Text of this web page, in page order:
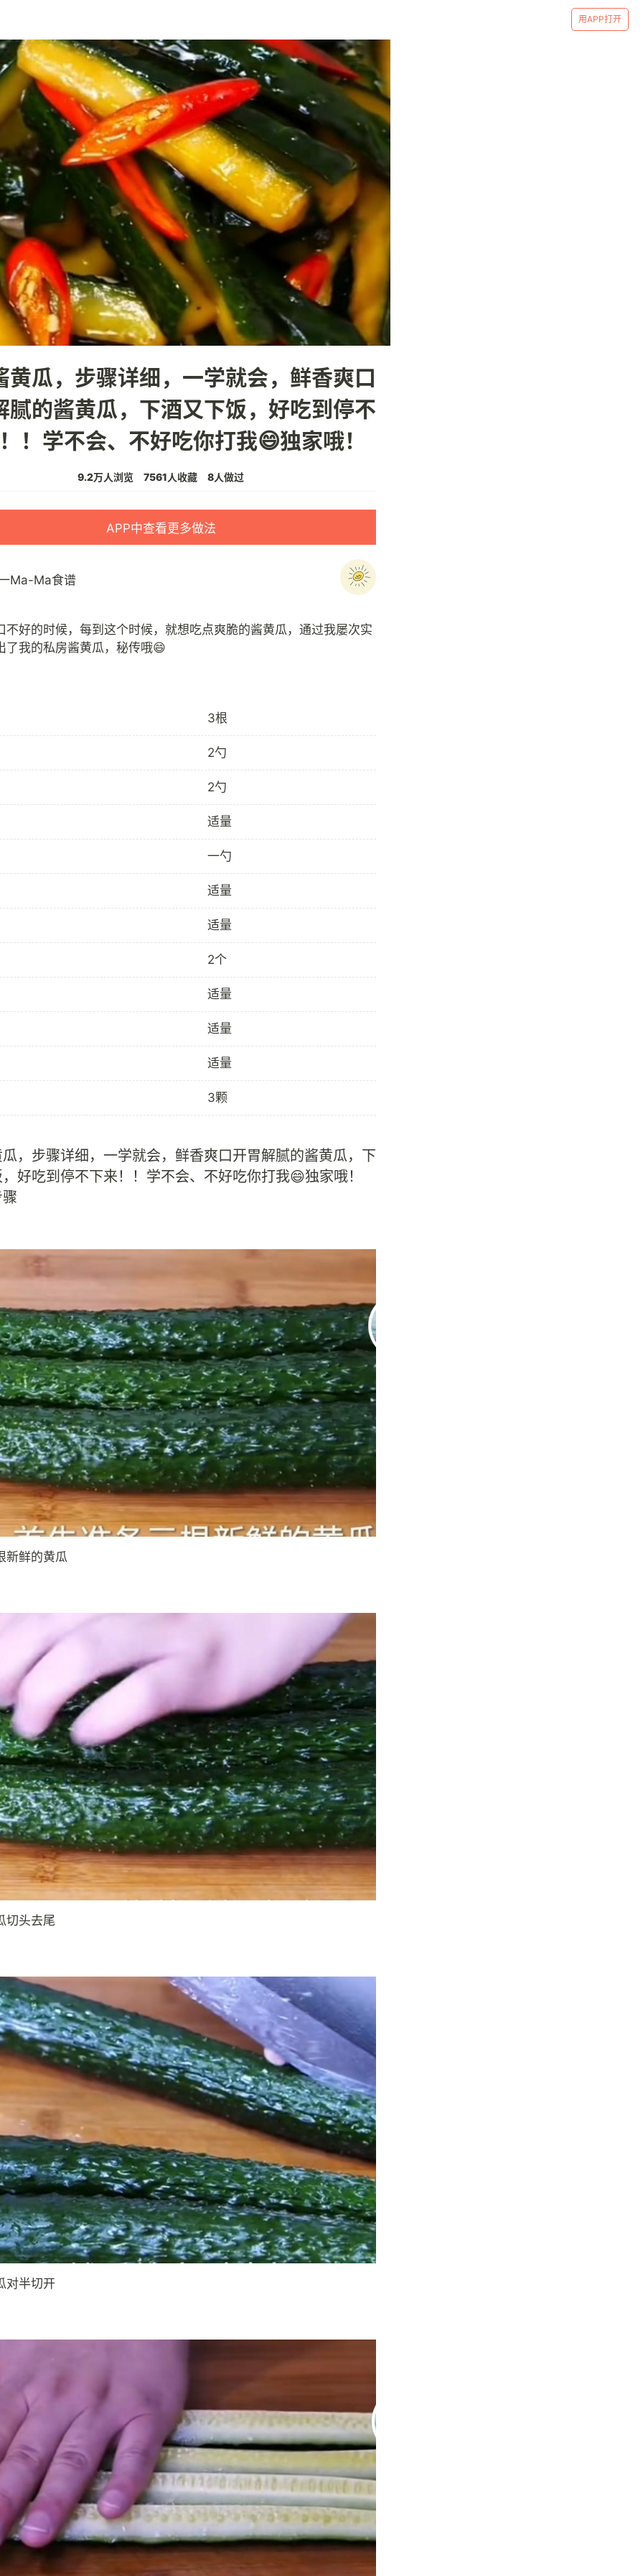
用APP打开
黄瓜，步骤详细，一学就会，鲜香爽口
腻的酱黄瓜，下酒又下饭，好吃到停不
！学不会、不好吃你打我😄独家哦！
9.2万人浏览 7561人收藏 8人做过
APP中查看更多做法
Ma-Ma食谱
不好的时候，每到这个时候，就想吃点爽脆的酱黄瓜，通过我屡次实
3根
2勺
2勺
适量
一勺
适量
适量
2个
适量
适量
适量
3颗
，步骤详细，一学就会，鲜香爽口开胃解腻的酱黄瓜，下
好吃到停不下来！！学不会、不好吃你打我😄独家哦！
新鲜的黄瓜
切头去尾
对半切开